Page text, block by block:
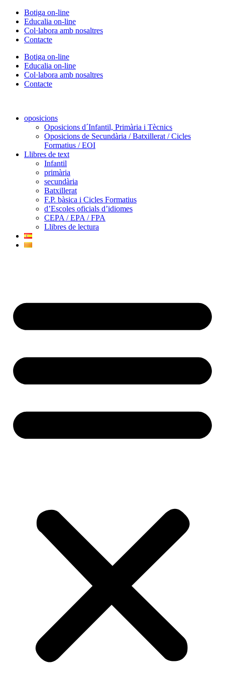
contingut
Botiga on-line
Educalia on-line
Col·labora amb nosaltres
Contacte
Botiga on-line
Educalia on-line
Col·labora amb nosaltres
Contacte
oposicions
Oposicions d´Infantil, Primària i Tècnics
Oposicions de Secundària / Batxillerat / Cicles
Formatius / EOI
Llibres de text
Infantil
primària
secundària
Batxillerat
F.P. bàsica i Cicles Formatius
d’Escoles oficials d’idiomes
CEPA / EPA / FPA
Llibres de lectura